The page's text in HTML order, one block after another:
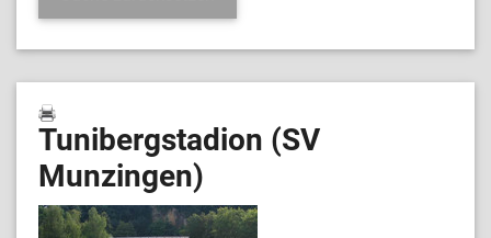
Tunibergstadion (SV
Munzingen)